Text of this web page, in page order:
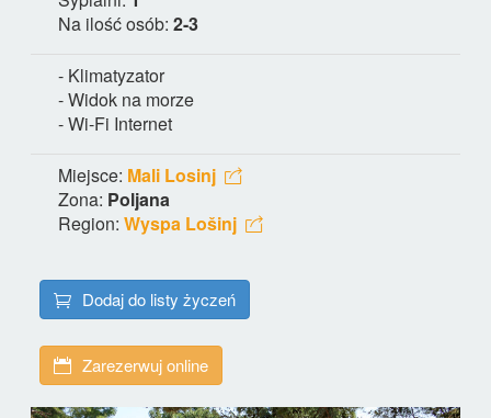
Na ilość osób: 2-3
- Klimatyzator
- Widok na morze
- Wi-Fi Internet
Miejsce: Mali Losinj
Zona: Poljana
Region: Wyspa Lošinj
Dodaj do listy życzeń
Zarezerwuj online